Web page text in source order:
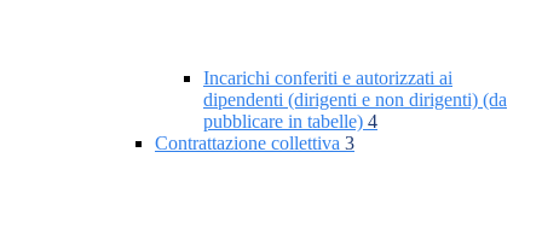
Incarichi conferiti e autorizzati ai
dipendenti (dirigenti e non dirigenti) (da
pubblicare in tabelle) 4
Contrattazione collettiva 3